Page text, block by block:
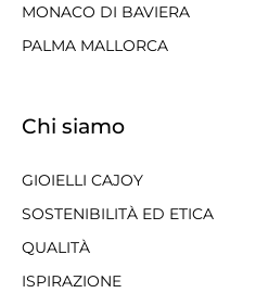
MONACO DI BAVIERA
PALMA MALLORCA
Chi siamo
GIOIELLI CAJOY
SOSTENIBILITÀ ED ETICA
QUALITÀ
ISPIRAZIONE